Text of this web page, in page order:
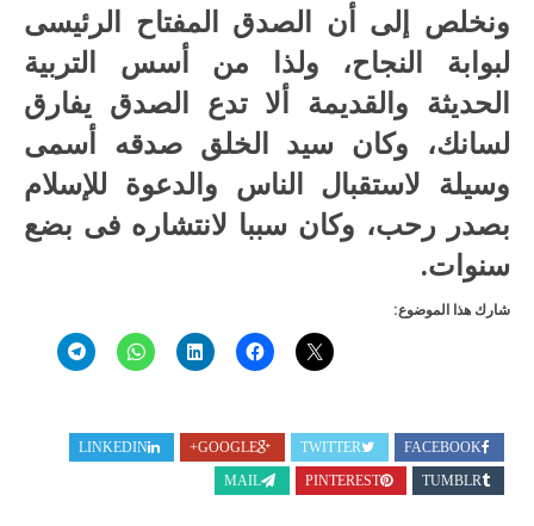
ونخلص إلى أن الصدق المفتاح الرئيسى
لبوابة النجاح، ولذا من أسس التربية
الحديثة والقديمة ألا تدع الصدق يفارق
لسانك، وكان سيد الخلق صدقه أسمى
وسيلة لاستقبال الناس والدعوة للإسلام
بصدر رحب، وكان سببا لانتشاره فى بضع
سنوات.
شارك هذا الموضوع:
FACEBOOK
TWITTER
GOOGLE+
LINKEDIN
TUMBLR
PINTEREST
MAIL